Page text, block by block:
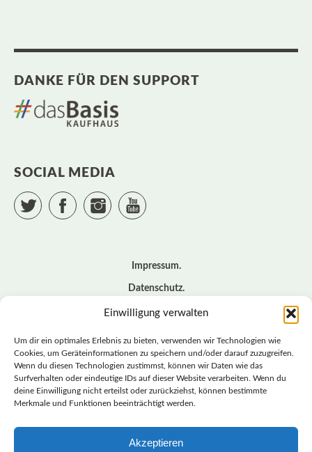
Einwilligung verwalten
Um dir ein optimales Erlebnis zu bieten, verwenden wir Technologien wie
Cookies, um Geräteinformationen zu speichern und/oder darauf zuzugreifen.
Wenn du diesen Technologien zustimmst, können wir Daten wie das
Surfverhalten oder eindeutige IDs auf dieser Website verarbeiten. Wenn du
deine Einwilligung nicht erteilst oder zurückziehst, können bestimmte
Merkmale und Funktionen beeinträchtigt werden.
Akzeptieren
DANKE FÜR DEN SUPPORT
SOCIAL MEDIA
Twitter Facebook Instagram
Impressum
Datenschutz
Cookie – Richtlinie (EU)
© BASISDEMOKRATISCHE PARTEI DEUTSCHLAND *
LANDESVERBAND SACHSEN